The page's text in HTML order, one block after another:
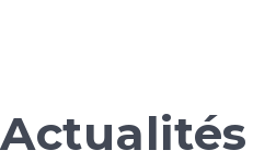
Actualités